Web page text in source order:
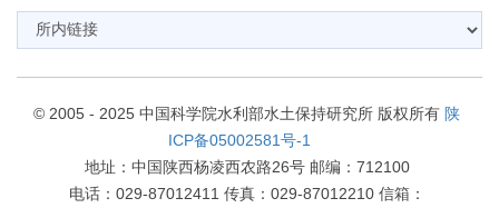
© 2005 - 2025 中国科学院水利部水土保持研究所 版权所有 陕
ICP备05002581号-1
地址：中国陕西杨凌西农路26号 邮编：712100
电话：029-87012411 传真：029-87012210 信箱：